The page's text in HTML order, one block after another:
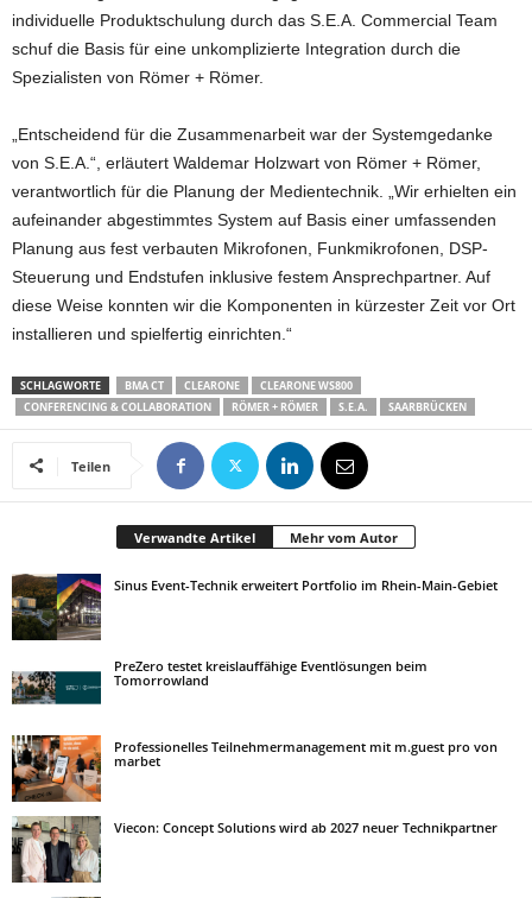
individuelle Produktschulung durch das S.E.A. Commercial Team
schuf die Basis für eine unkomplizierte Integration durch die
Spezialisten von Römer + Römer.
„Entscheidend für die Zusammenarbeit war der Systemgedanke
von S.E.A.“, erläutert Waldemar Holzwart von Römer + Römer,
verantwortlich für die Planung der Medientechnik. „Wir erhielten ein
aufeinander abgestimmtes System auf Basis einer umfassenden
Planung aus fest verbauten Mikrofonen, Funkmikrofonen, DSP-
Steuerung und Endstufen inklusive festem Ansprechpartner. Auf
diese Weise konnten wir die Komponenten in kürzester Zeit vor Ort
installieren und spielfertig einrichten.“
SCHLAGWORTE BMA CT CLEARONE
CLEARONE WS800
CONFERENCING & COLLABORATION
RÖMER + RÖMER S.E.A. SAARBRÜCKEN
Teilen
Verwandte Artikel Mehr vom Autor
Sinus Event-Technik erweitert Portfolio im Rhein-Main-Gebiet
PreZero testet kreislauffähige Eventlösungen beim
Tomorrowland
Professionelles Teilnehmermanagement mit m.guest pro von
marbet
Viecon: Concept Solutions wird ab 2027 neuer Technikpartner